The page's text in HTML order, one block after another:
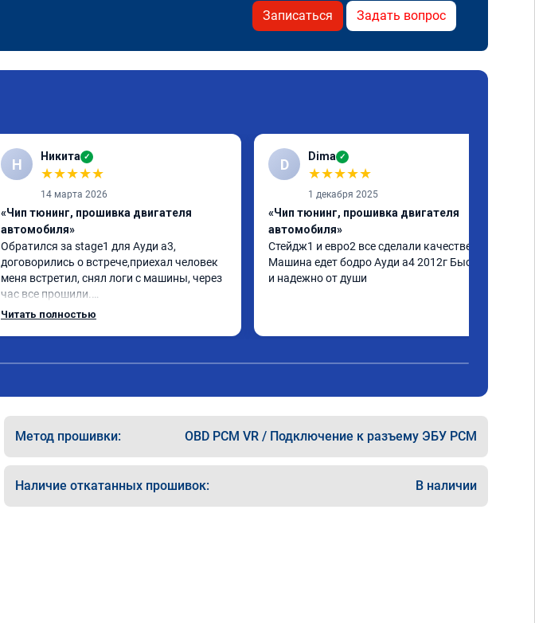
Записаться Задать вопрос
Н Никита ✓
★★★★★
14 марта 2026
«Чип тюнинг, прошивка двигателя
автомобиля»
Обратился за stage1 для Ауди а3,
договорились о встрече,приехал человек
меня встретил, снял логи с машины, через
час все прошили.
Арман спасибо тебе огромное, машинка по
Читать полностью
D Dima ✓
★★★★★
1 декабря 2025
«Чип тюнинг, прошивка двигателя
автомобиля»
Стейдж1 и евро2 все сделали качественно.
Машина едет бодро Ауди а4 2012г Быстро
и надежно от души
Метод прошивки: OBD PCM VR / Подключение к разъему ЭБУ PCM
Наличие откатанных прошивок: В наличии